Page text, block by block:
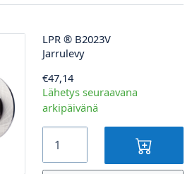
LPR ® B2023V
Jarrulevy
€47,14
Lähetys seuraavana
arkipäivänä